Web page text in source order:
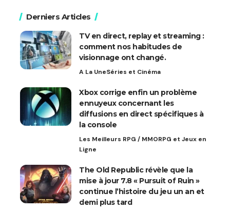
Derniers Articles
TV en direct, replay et streaming :
comment nos habitudes de
visionnage ont changé.
A La UneSéries et Cinéma
Xbox corrige enfin un problème
ennuyeux concernant les
diffusions en direct spécifiques à
la console
Les Meilleurs RPG / MMORPG et Jeux en
Ligne
The Old Republic révèle que la
mise à jour 7.8 « Pursuit of Ruin »
continue l’histoire du jeu un an et
demi plus tard